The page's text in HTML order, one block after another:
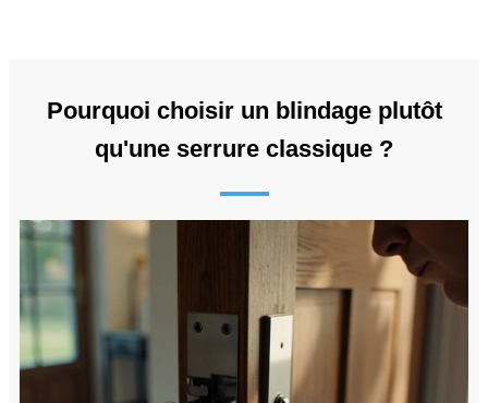
Pourquoi choisir un blindage plutôt
qu'une serrure classique ?